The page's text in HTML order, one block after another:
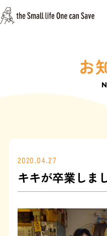
お
里親が見
よく
お
2020.04.27
キキが卒業しま